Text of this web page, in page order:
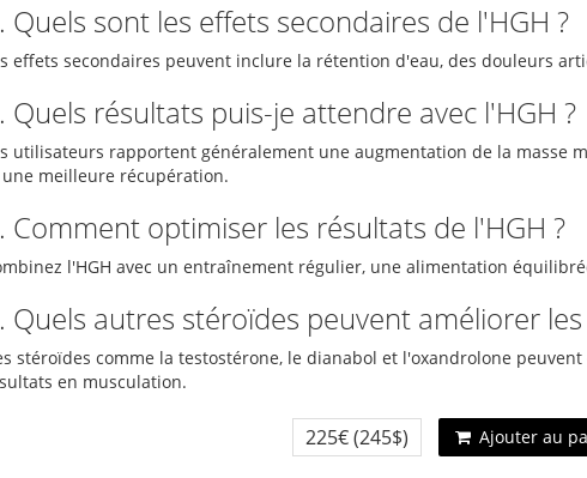
Quels sont les effets secondaires de l'HGH ?
effets secondaires peuvent inclure la rétention d'eau, des douleurs
Quels résultats puis-je attendre avec l'HGH ?
utilisateurs rapportent généralement une augmentation de la masse
meilleure récupération.
Comment optimiser les résultats de l'HGH ?
l'HGH avec un entraînement régulier, une alimentation
Quels autres stéroïdes peuvent améliorer
stéroïdes comme la testostérone, le dianabol et l'oxandrolone
en musculation.
225€(245$) Ajouter au